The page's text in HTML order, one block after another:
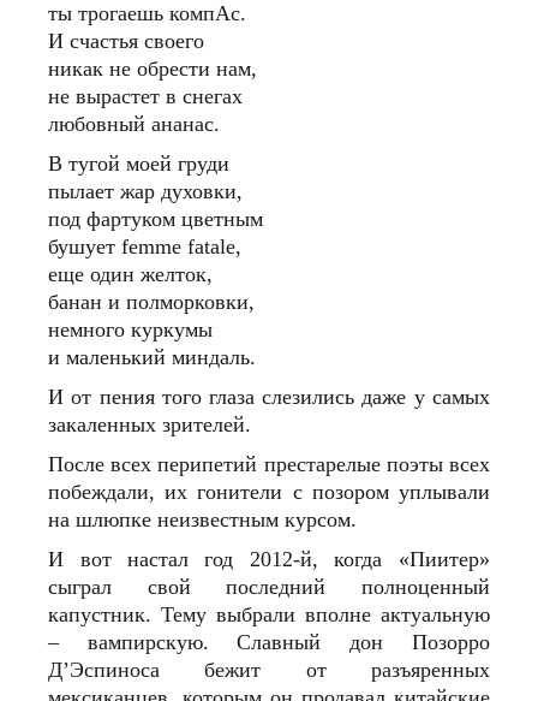
ты трогаешь компАс.
И счастья своего
никак не обрести нам,
не вырастет в снегах
любовный ананас.
В тугой моей груди
пылает жар духовки,
под фартуком цветным
бушует femme fatale,
еще один желток,
банан и полморковки,
немного куркумы
и маленький миндаль.
И от пения того глаза слезились даже у самых
закаленных зрителей.
После всех перипетий престарелые поэты всех
побеждали, их гонители с позором уплывали
на шлюпке неизвестным курсом.
И вот настал год 2012‑й, когда «Пиитер»
сыграл свой последний полноценный
капустник. Тему выбрали вполне актуальную
– вампирскую. Славный дон Позорро
Д’Эспиноса бежит от разъяренных